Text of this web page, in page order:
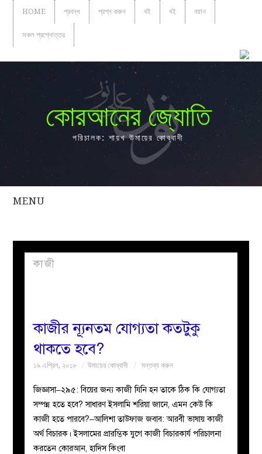
HOME প্রবন্ধ প্রশ্ন করুন বই বই বয়ান
সকল প্রশ্নোত্তর
কোরআনের জ্যোতি
পরিচালক: শায়খ উমায়ের কোব্বাদী
MENU
সকল
প্রবন্ধ
নারীদের
পাতা
মজলিস
প্রশ্ন
কাজী
কাজীর ন্যূনতম যোগ্যতা কতটুকু
থাকতে হবে?
১৯ এপ্রিল, ২০১৮ উমায়ের কোব্বাদী মন্তব্য করুন
জিজ্ঞাসা–২৯৫: বিয়ের জন্য কাজী যিনি হন তাকে ঠিক কি যোগ্যতা
সম্পন্ন হতে হবে? সাধারণ ইসলামি শরিয়া জানে, এমন কেউ কি
কাজী হতে পারবে?–আলিশা তাউফাজ জবাব: আরবী ভাষায় কাজী
অর্থ বিচারক। ইসলামের প্রারম্ভিক যুগে কাজী বিচারকার্য পরিচালনা
করতেন কোরআন, হাদিস কিংবা